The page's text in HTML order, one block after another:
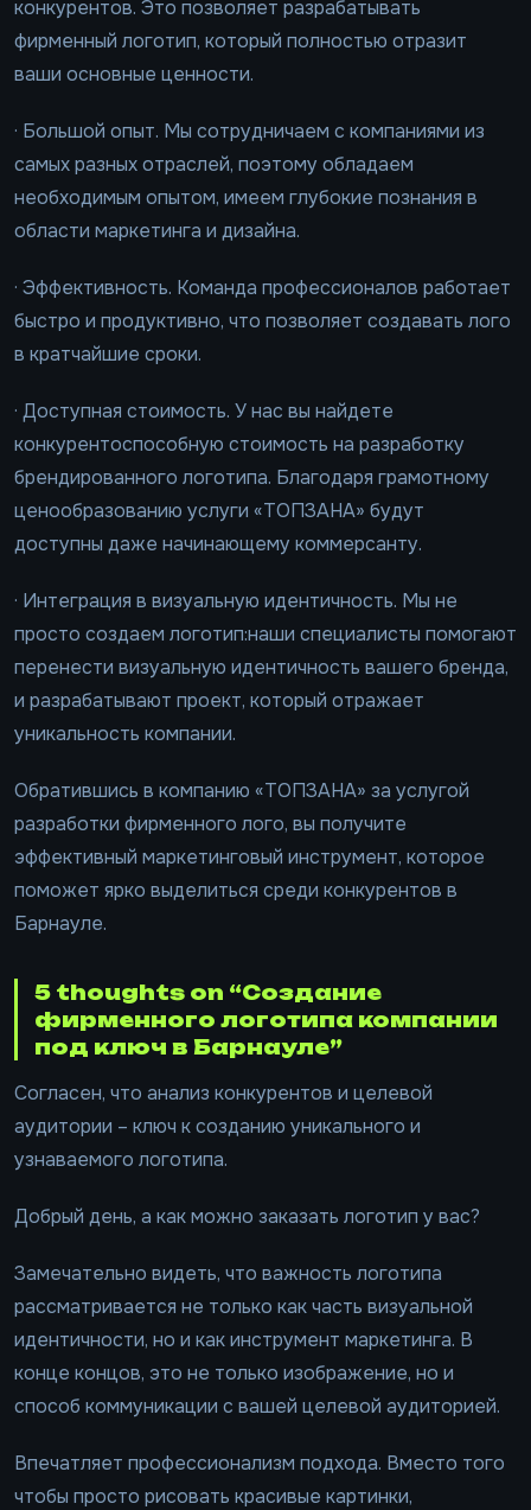
конкурентов. Это позволяет разрабатывать
фирменный логотип, который полностью отразит
ваши основные ценности.
· Большой опыт. Мы сотрудничаем с компаниями из
самых разных отраслей, поэтому обладаем
необходимым опытом, имеем глубокие познания в
области маркетинга и дизайна.
· Эффективность. Команда профессионалов работает
быстро и продуктивно, что позволяет создавать лого
в кратчайшие сроки.
· Доступная стоимость. У нас вы найдете
конкурентоспособную стоимость на разработку
брендированного логотипа. Благодаря грамотному
ценообразованию услуги «ТОПЗАНА» будут
доступны даже начинающему коммерсанту.
· Интеграция в визуальную идентичность. Мы не
просто создаем логотип:наши специалисты помогают
перенести визуальную идентичность вашего бренда,
и разрабатывают проект, который отражает
уникальность компании.
Обратившись в компанию «ТОПЗАНА» за услугой
разработки фирменного лого, вы получите
эффективный маркетинговый инструмент, которое
поможет ярко выделиться среди конкурентов в
Барнауле.
5 thoughts on “Создание
фирменного логотипа компании
под ключ в Барнауле”
Согласен, что анализ конкурентов и целевой
аудитории – ключ к созданию уникального и
узнаваемого логотипа.
Добрый день, а как можно заказать логотип у вас?
Замечательно видеть, что важность логотипа
рассматривается не только как часть визуальной
идентичности, но и как инструмент маркетинга. В
конце концов, это не только изображение, но и
способ коммуникации с вашей целевой аудиторией.
Впечатляет профессионализм подхода. Вместо того
чтобы просто рисовать красивые картинки,